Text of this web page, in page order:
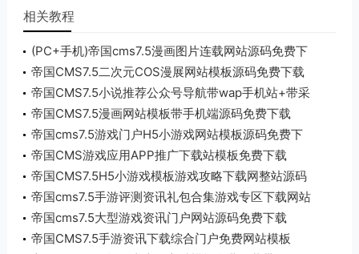
相关教程
(PC+手机)帝国cms7.5漫画图片连载网站源码免费下
载
帝国CMS7.5二次元COS漫展网站模板源码免费下载
帝国CMS7.5小说推荐公众号导航带wap手机站+带采
集工具
帝国CMS7.5漫画网站模板带手机端源码免费下载
帝国cms7.5游戏门户H5小游戏网站模板源码免费下
载
帝国CMS游戏应用APP推广下载站模板免费下载
帝国CMS7.5H5小游戏模板游戏攻略下载网整站源码
帝国cms7.5手游评测资讯礼包合集游戏专区下载网站
模板
帝国cms7.5大型游戏资讯门户网站源码免费下载
帝国CMS7.5手游资讯下载综合门户免费网站模板